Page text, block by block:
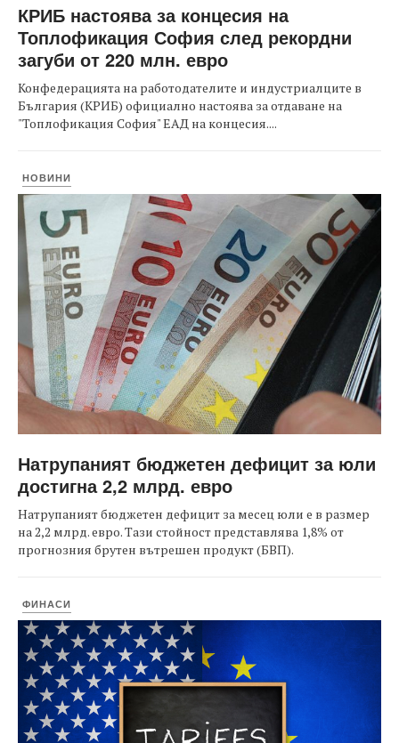
КРИБ настоява за концесия на
Топлофикация София след рекордни
загуби от 220 млн. евро
Конфедерацията на работодателите и индустриалците в
България (КРИБ) официално настоява за отдаване на
"Топлофикация София" ЕАД на концесия....
НОВИНИ
Натрупаният бюджетен дефицит за юли
достигна 2,2 млрд. евро
Натрупаният бюджетен дефицит за месец юли е в размер
на 2,2 млрд. евро. Тази стойност представлява 1,8% от
прогнозния брутен вътрешен продукт (БВП).
ФИНАСИ